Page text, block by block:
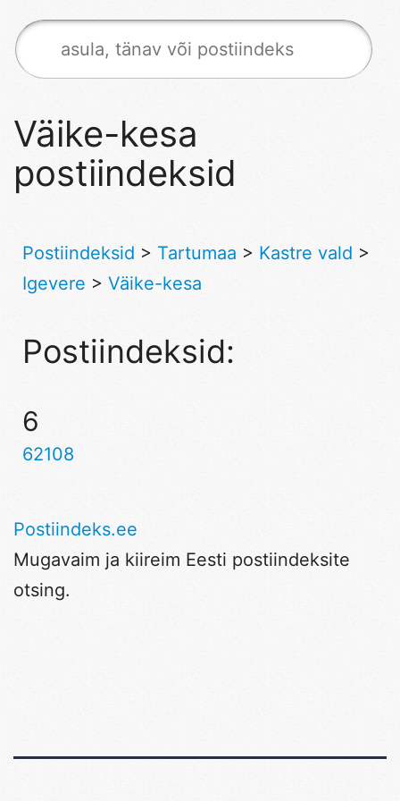
Väike-kesa
postiindeksid
Postiindeksid > Tartumaa > Kastre vald >
Igevere > Väike-kesa
Postiindeksid:
6
62108
Postiindeks.ee
Mugavaim ja kiireim Eesti postiindeksite
otsing.